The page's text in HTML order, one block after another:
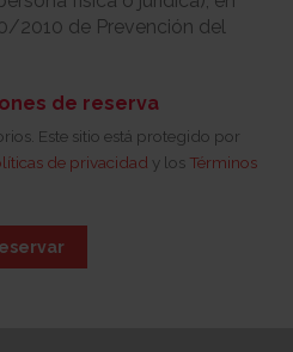
2010 de Prevención del
de reserva
Este sitio está protegido por
de privacidad y los Términos